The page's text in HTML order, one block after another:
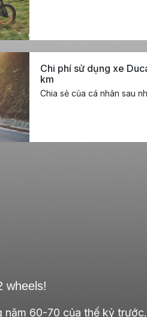
Chi phí sử dụng xe
km
Chia sẻ của cá nhân sau
wheels!
60-70 của thế kỷ